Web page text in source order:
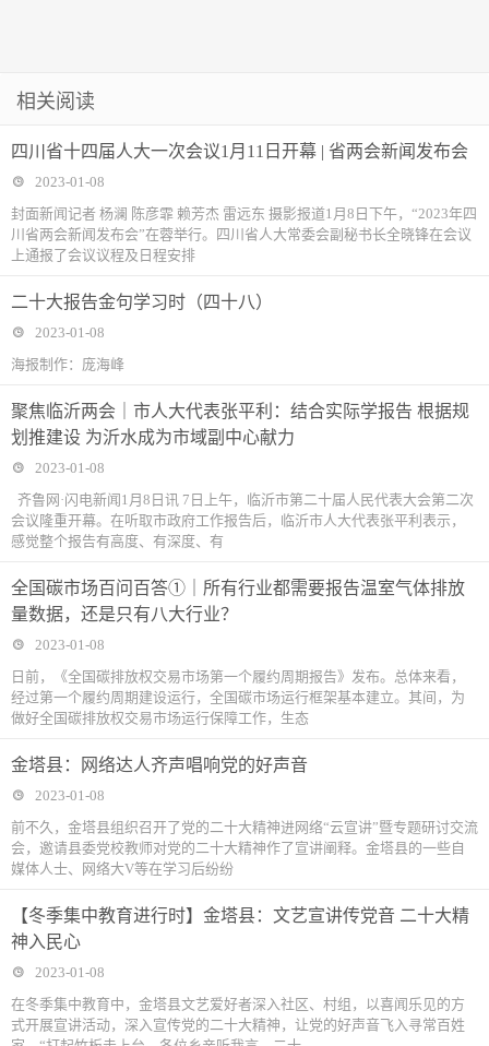
相关阅读
四川省十四届人大一次会议1月11日开幕 | 省两会新闻发布会
2023-01-08
封面新闻记者 杨澜 陈彦霏 赖芳杰 雷远东 摄影报道1月8日下午，“2023年四
川省两会新闻发布会”在蓉举行。四川省人大常委会副秘书长全晓锋在会议
上通报了会议议程及日程安排
二十大报告金句学习时（四十八）
2023-01-08
海报制作：庞海峰
聚焦临沂两会｜市人大代表张平利：结合实际学报告 根据规
划推建设 为沂水成为市域副中心献力
2023-01-08
齐鲁网·闪电新闻1月8日讯 7日上午，临沂市第二十届人民代表大会第二次
会议隆重开幕。在听取市政府工作报告后，临沂市人大代表张平利表示，
感觉整个报告有高度、有深度、有
全国碳市场百问百答①｜所有行业都需要报告温室气体排放
量数据，还是只有八大行业？
2023-01-08
日前，《全国碳排放权交易市场第一个履约周期报告》发布。总体来看，
经过第一个履约周期建设运行，全国碳市场运行框架基本建立。其间，为
做好全国碳排放权交易市场运行保障工作，生态
金塔县：网络达人齐声唱响党的好声音
2023-01-08
前不久，金塔县组织召开了党的二十大精神进网络“云宣讲”暨专题研讨交流
会，邀请县委党校教师对党的二十大精神作了宣讲阐释。金塔县的一些自
媒体人士、网络大V等在学习后纷纷
【冬季集中教育进行时】金塔县：文艺宣讲传党音 二十大精
神入民心
2023-01-08
在冬季集中教育中，金塔县文艺爱好者深入社区、村组，以喜闻乐见的方
式开展宣讲活动，深入宣传党的二十大精神，让党的好声音飞入寻常百姓